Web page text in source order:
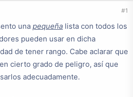
#1
una pequeña lista con todos los
pueden usar en dicha
de tener rango. Cabe aclarar que
cierto grado de peligro, así que
adecuadamente.